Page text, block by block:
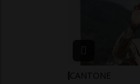
CANTONE